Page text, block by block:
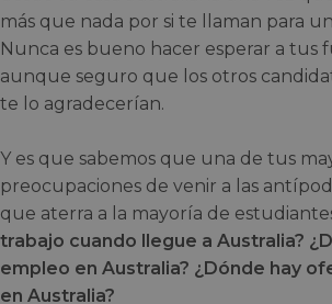
más que nada por si te llaman para
Nunca es bueno hacer esperar a tus
aunque seguro que los otros
te lo agradecerían.
Y es que sabemos que una de tus
preocupaciones de venir a las
que aterra a la mayoría de
trabajo cuando llegue a Australia?
empleo en Australia? ¿Dónde hay
en Australia?